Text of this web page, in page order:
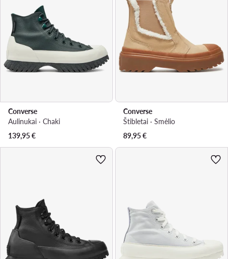
Converse
Aulinukai · Chaki
139,95€
Converse
Štibletai · Smėlio
89,95€